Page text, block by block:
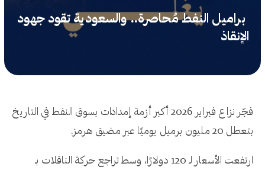
براميل النفط مُحاصرة.. والسعودية تقود جهود
الإنقاذ
فجّر نزاع فبراير 2026 أكبر أزمة إمدادات بسوق النفط في التاريخ
بتعطل 20 مليون برميل يوميًا عبر مضيق هرمز.
ارتفعت الأسعار لـ 120 دولارًا، وسط تراجع حركة الناقلات بـ